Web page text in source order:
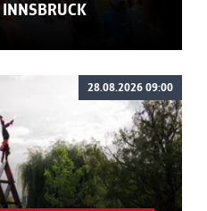
28.08.2026 09:00